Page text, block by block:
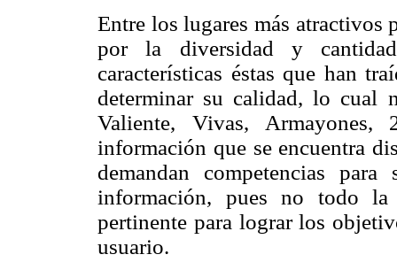
Entre los lugares más atractivos
por la diversidad y
características éstas que han
determinar su calidad, lo cual
Valiente, Vivas,
información que se encuentra
demandan competencias
información, pues no todo
pertinente para lograr los
usuario.